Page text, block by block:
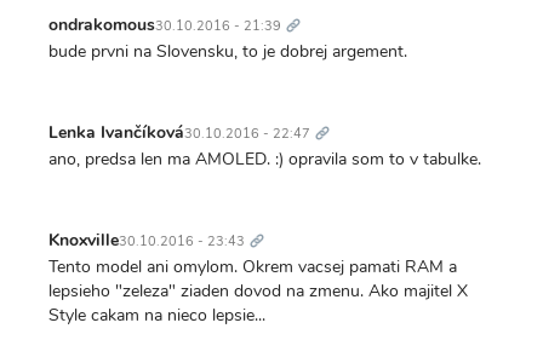
ondrakomous30.10.2016 - 21:39 odkaz
bude prvni na Slovensku, to je dobrej argement.
Lenka Ivančíková30.10.2016 - 22:47 odkaz
ano, predsa len ma AMOLED. :) opravila som to v tabulke.
Knoxville30.10.2016 - 23:43 odkaz
Tento model ani omylom. Okrem vacsej pamati RAM a
lepsieho "zeleza" ziaden dovod na zmenu. Ako majitel X
Style cakam na nieco lepsie...